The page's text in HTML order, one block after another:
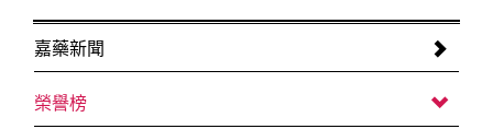
嘉藥新聞
榮譽榜